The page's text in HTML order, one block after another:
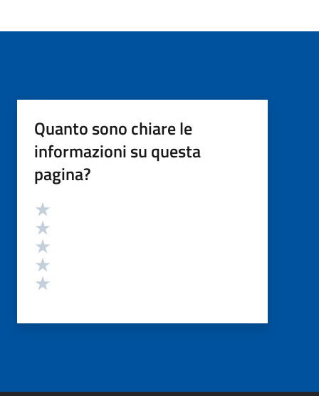
Quanto sono chiare le
informazioni su questa
pagina?
Valutazione